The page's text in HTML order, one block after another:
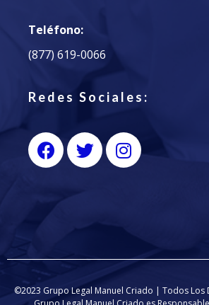
Teléfono:
(877) 619-0066
Redes Sociales:
©2023 Grupo Legal Manuel Criado | Todos Los